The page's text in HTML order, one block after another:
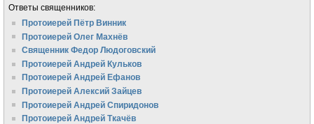
Ответы священников:
Протоиерей Пётр Винник
Протоиерей Олег Махнёв
Священник Федор Людоговский
Протоиерей Андрей Кульков
Протоиерей Андрей Ефанов
Протоиерей Алексий Зайцев
Протоиерей Андрей Спиридонов
Протоиерей Андрей Ткачёв